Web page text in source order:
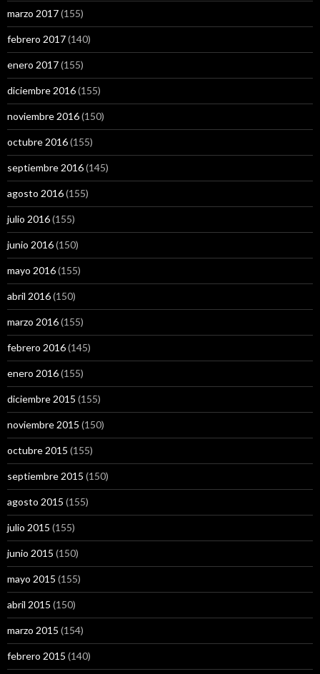
marzo 2017(155)
febrero 2017(140)
enero 2017(155)
diciembre 2016(155)
noviembre 2016(150)
octubre 2016(155)
septiembre 2016(145)
agosto 2016(155)
julio 2016(155)
junio 2016(150)
mayo 2016(155)
abril 2016(150)
marzo 2016(155)
febrero 2016(145)
enero 2016(155)
diciembre 2015 (155)
noviembre 2015 (150)
octubre 2015 (155)
septiembre 2015 (150)
agosto 2015 (155)
julio 2015 (155)
junio 2015 (150)
mayo 2015 (155)
abril 2015 (150)
marzo 2015 (154)
febrero 2015 (140)